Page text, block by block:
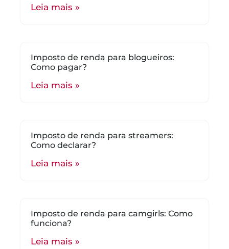
Leia mais »
Imposto de renda para blogueiros:
Como pagar?
Leia mais »
Imposto de renda para streamers:
Como declarar?
Leia mais »
Imposto de renda para camgirls: Como
funciona?
Leia mais »